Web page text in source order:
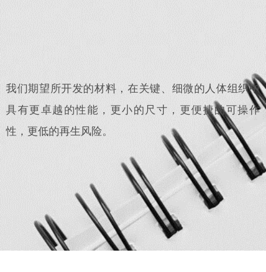
我们期望所开发的材料，在关键、细微的人体组织中
具有更卓越的性能，更小的尺寸，更便捷的可操作
性，更低的再生风险。